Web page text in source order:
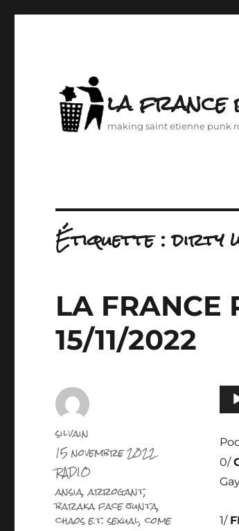
la france
making saint etienne punk
Étiquette :dirty
LA FRANCE
15/11/2022
0/
1/
Auteur
silvain
Publié
le
15 novembre 2022
Catégories
RADIO
Étiquettes
ansia,arrogant,
baraka face junta,
chaos e.t. sexual,come